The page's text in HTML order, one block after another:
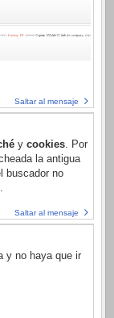
Saltar al mensaje
y cookies. Por
la antigua
buscador no
Saltar al mensaje
y no haya que ir